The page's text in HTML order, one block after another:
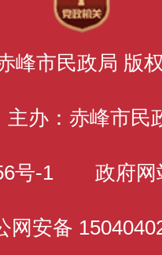
峰市民政局 版
主办：赤峰市民
号-1 政府网
网安备